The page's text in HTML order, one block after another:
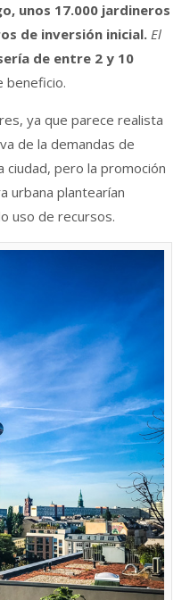
unos 17.000 jardineros
de inversión inicial.El
de entre 2 y 10
beneficio.
ya que parece realista
de la demandas de
pero la promoción
urbana plantearían
uso de recursos.